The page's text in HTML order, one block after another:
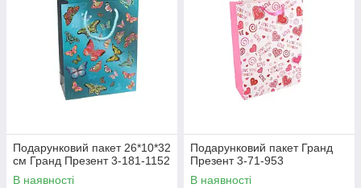
Подарунковий пакет 26*10*32
см Гранд Презент 3-181-1152
В наявності
Подарунковий пакет Гранд
Презент 3-71-953
В наявності